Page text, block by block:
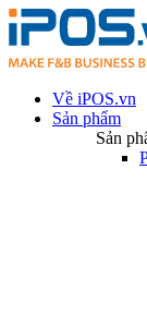
Về iPOS.vn
Sản phẩm
Sản